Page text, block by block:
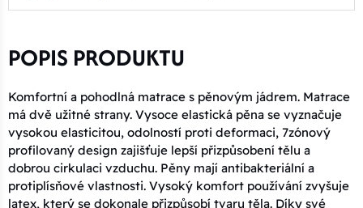
POPIS PRODUKTU
Komfortní a pohodlná matrace s pěnovým jádrem. Matrace
má dvě užitné strany. Vysoce elastická pěna se vyznačuje
vysokou elasticitou, odolností proti deformaci, 7zónový
profilovaný design zajišťuje lepší přizpůsobení tělu a
dobrou cirkulaci vzduchu. Pěny mají antibakteriální a
protiplísňové vlastnosti. Vysoký komfort používání zvyšuje
latex, který se dokonale přizpůsobí tvaru těla. Díky své